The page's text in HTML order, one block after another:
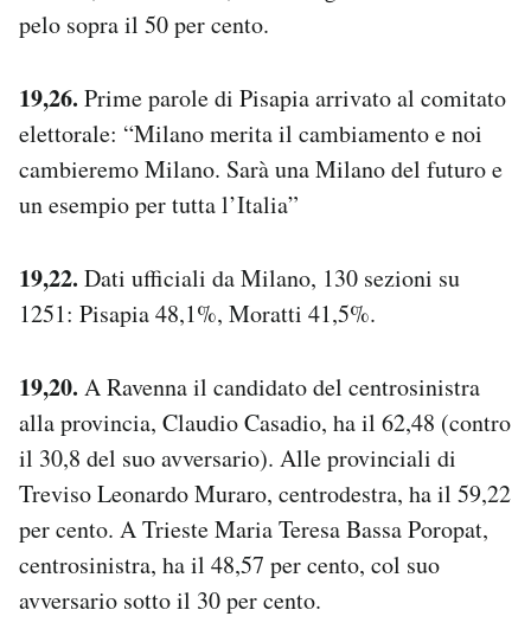
pelo sopra il 50 per cento.
19,26. Prime parole di Pisapia arrivato al comitato
elettorale: “Milano merita il cambiamento e noi
cambieremo Milano. Sarà una Milano del futuro e
un esempio per tutta l’Italia”
19,22. Dati ufficiali da Milano, 130 sezioni su
1251: Pisapia 48,1%, Moratti 41,5%.
19,20. A Ravenna il candidato del centrosinistra
alla provincia, Claudio Casadio, ha il 62,48 (contro
il 30,8 del suo avversario). Alle provinciali di
Treviso Leonardo Muraro, centrodestra, ha il 59,22
per cento. A Trieste Maria Teresa Bassa Poropat,
centrosinistra, ha il 48,57 per cento, col suo
avversario sotto il 30 per cento.